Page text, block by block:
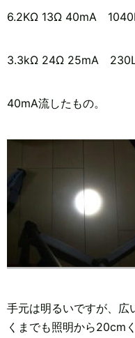
6.2KΩ 13Ω 40mA
3.3kΩ 24Ω 25mA
40mA流したもの。
手元は明るいですが、広
くまでも照明から20cm